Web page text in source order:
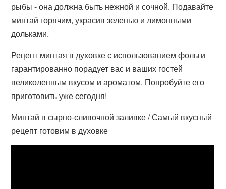
рыбы - она должна быть нежной и сочной. Подавайте
минтай горячим, украсив зеленью и лимонными
дольками.
Рецепт минтая в духовке с использованием фольги
гарантированно порадует вас и ваших гостей
великолепным вкусом и ароматом. Попробуйте его
приготовить уже сегодня!
Минтай в сырно-сливочной заливке / Самый вкусный
рецепт готовим в духовке